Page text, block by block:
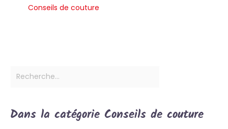
Conseils de couture
Dans la catégorie Conseils de couture